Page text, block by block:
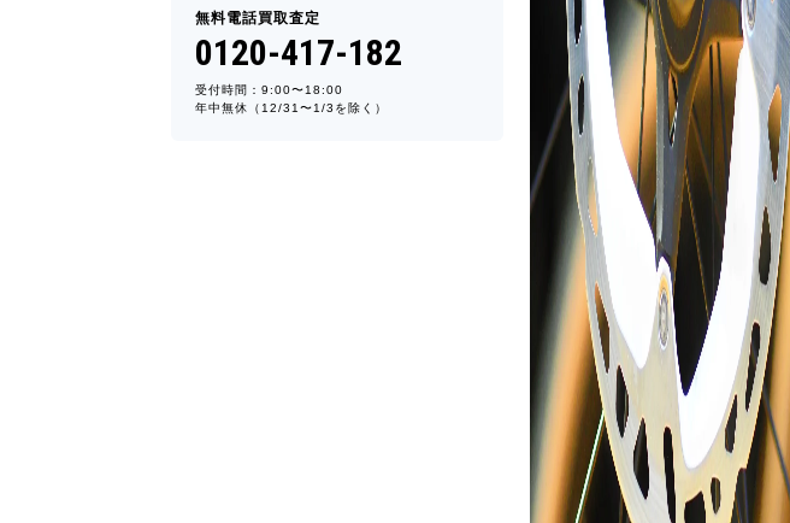
無料電話買取査定
0120-417-182
受付時間：9:00〜18:00
年中無休（12/31〜1/3を除く）